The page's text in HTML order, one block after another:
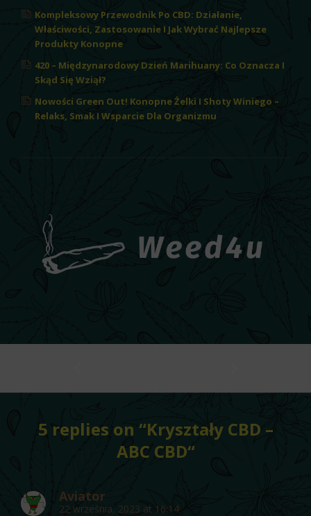
Kompleksowy Przewodnik Po CBD: Działanie,
Właściwości, Zastosowanie I Jak Wybrać Najlepsze
Produkty Konopne
420 – Międzynarodowy Dzień Marihuany: Co Oznacza I
Skąd Się Wziął?
Nowości Green Out! Konopne Żelki I Shoty Winiego –
Relaks, Smak I Wsparcie Dla Organizmu
5 replies on “Kryształy CBD –
ABC CBD“
Aviator
22 września, 2023 at 16:14